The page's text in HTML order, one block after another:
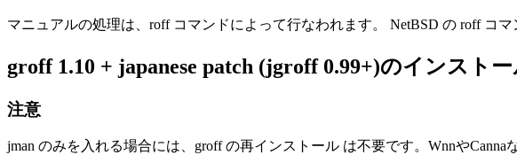
マニュアルの処理は、roff コマンドによって行なわれます。 NetBSD の roff コ
groff 1.10 + japanese patch (jgroff 0.99+)のインスト
注意
jman のみを入れる場合には、groff の再インストール は不要です。Wnnや